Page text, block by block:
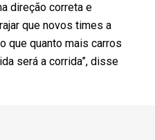
direção correta e
que novos times a
que quanto mais carros
será a corrida”, disse